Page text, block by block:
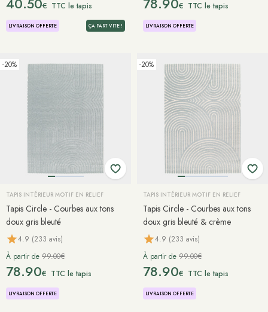
€ TTC le tapis
LIVRAISON OFFERTE ÇA PART VITE !
€ TTC le tapis
LIVRAISON OFFERTE
-20%
TAPIS INTÉRIEUR MOTIF EN RELIEF
Tapis Circle - Courbes aux tons
doux gris bleuté
4.9 (233 avis)
À partir de 99.00€
78.90€ TTC le tapis
LIVRAISON OFFERTE
-20%
TAPIS INTÉRIEUR MOTIF EN RELIEF
Tapis Circle - Courbes aux tons
doux gris bleuté & crème
4.9 (233 avis)
À partir de 99.00€
78.90€ TTC le tapis
LIVRAISON OFFERTE